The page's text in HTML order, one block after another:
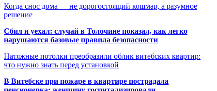
Когда снос дома — не дорогостоящий кошмар, а разумное
решение
Сбил и уехал: случай в Толочине показал, как легко
нарушаются базовые правила безопасности
Натяжные потолки преобразили облик витебских квартир:
что нужно знать перед установкой
В Витебске при пожаре в квартире пострадала